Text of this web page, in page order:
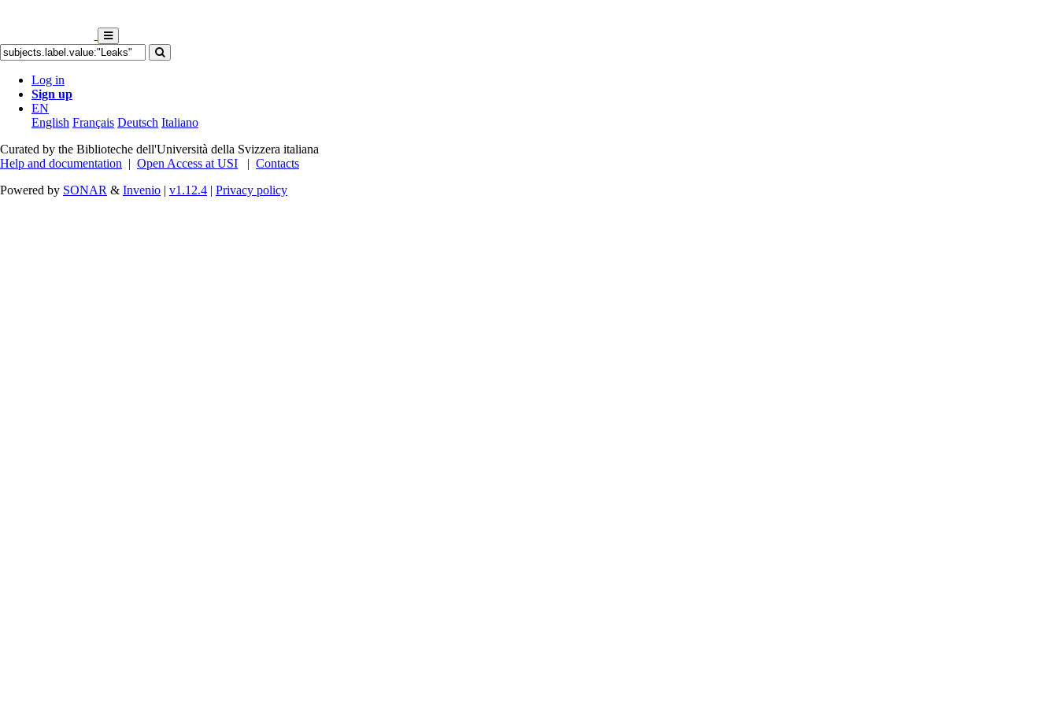
Log in
Sign up
EN
English Français Deutsch Italiano
Curated by the Biblioteche dell'Università della Svizzera italiana
Help and documentation | Open Access at USI | Contacts
Powered by SONAR & Invenio | v1.12.4 | Privacy policy